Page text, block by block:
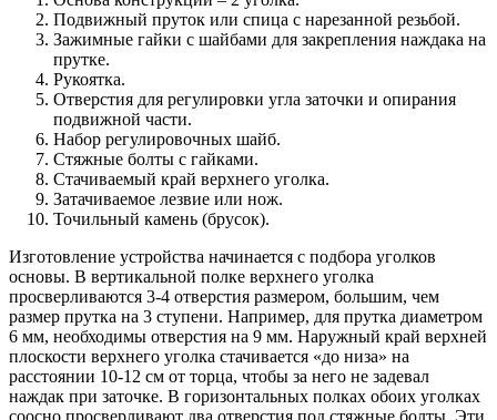
Подвижный пруток или спица с нарезанной резьбой.
Зажимные гайки с шайбами для закрепления наждака на
прутке.
Рукоятка.
Отверстия для регулировки угла заточки и опирания
подвижной части.
Набор регулировочных шайб.
Стяжные болты с гайками.
Стачиваемый край верхнего уголка.
Затачиваемое лезвие или нож.
Точильный камень (брусок).
Изготовление устройства начинается с подбора уголков
основы. В вертикальной полке верхнего уголка
просверливаются 3-4 отверстия размером, большим, чем
размер прутка на 3 ступени. Например, для прутка диаметром
6 мм, необходимы отверстия на 9 мм. Наружный край верхней
плоскости верхнего уголка стачивается «до низа» на
расстоянии 10-12 см от торца, чтобы за него не задевал
наждак при заточке. В горизонтальных полках обоих уголках
соосно просверливают два отверстия под стяжные болты. Эти